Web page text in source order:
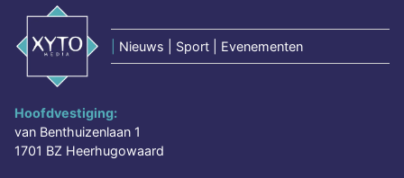
Nieuws | Sport | Evenementen
Hoofdvestiging:
van Benthuizenlaan 1
1701 BZ Heerhugowaard